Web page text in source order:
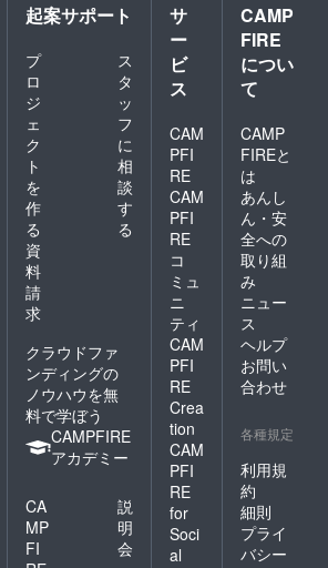
起案サポート
プ
ロ
ジ
ェ
ク
ト
を
作
る
ス
タ
ッ
フ
に
相
談
す
る
資
料
請
求
クラウドファ
ンディングの
ノウハウを無
料で学ぼう
CAMPFIRE
アカデミー
CA
MP
FI
説
明
会
サ
ー
ビ
ス
CAM
PFI
RE
CAM
PFI
RE
コ
ミュ
ニ
ティ
CAM
PFI
RE
Crea
tion
CAM
PFI
RE
for
Soci
al
CAMP
FIRE
につい
て
CAMP
FIREと
は
あんし
ん・安
全への
取り組
み
ニュー
ス
ヘルプ
お問い
合わせ
各種規定
利用規
約
細則
プライ
バシー